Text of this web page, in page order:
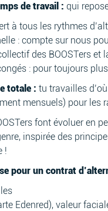
de travail : qui
à tous les rythmes
: compte sur nous
des BOOSTers
: pour toujours
totale : tu travailles
mensuels) pour les
font évoluer en
inspirée des
!
pour un contrat
Edenred), valeur